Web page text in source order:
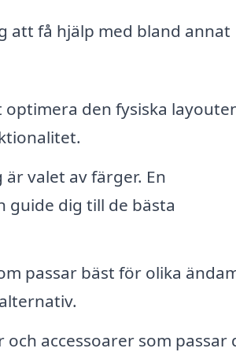
att få hjälp med bland annat
den fysiska
valet av färger. En
guide dig till de bästa
passar bäst för olika
accessoarer som passar